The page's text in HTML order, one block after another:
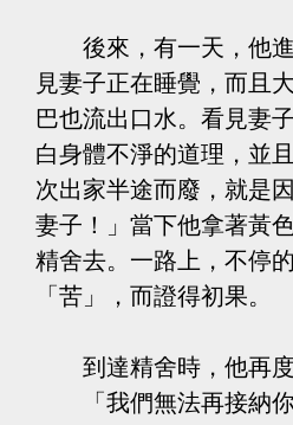
後來，有一天，他進
見妻子正在睡覺，而且
巴也流出口水。看見妻
白身體不淨的道理，並
次出家半途而廢，就是
妻子！」當下他拿著黃
精舍去。一路上，不停
「苦」，而證得初果。
到達精舍時，他再度
「我們無法再接納你